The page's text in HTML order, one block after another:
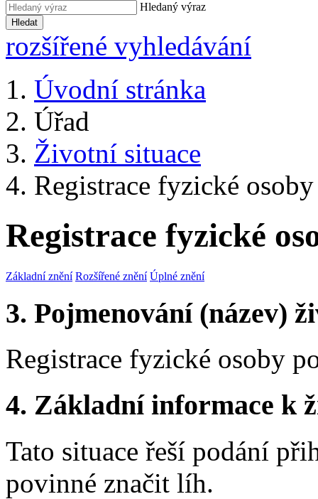
Hledaný výraz
Hledat
rozšířené vyhledávání
Úvodní stránka
Úřad
Životní situace
Registrace fyzické
Registrace fyzické
Základní znění Rozšířené znění Úplné znění
3. Pojmenování (název)
Registrace fyzické osoby
4. Základní informace k
Tato situace řeší podání
povinné značit líh.